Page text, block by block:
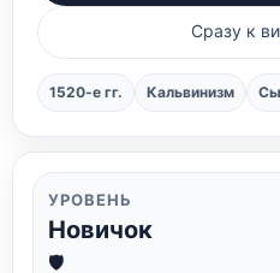
Сразу к
1520-е гг. Кальвинизм
УРОВЕНЬ
Новичок
🛡️